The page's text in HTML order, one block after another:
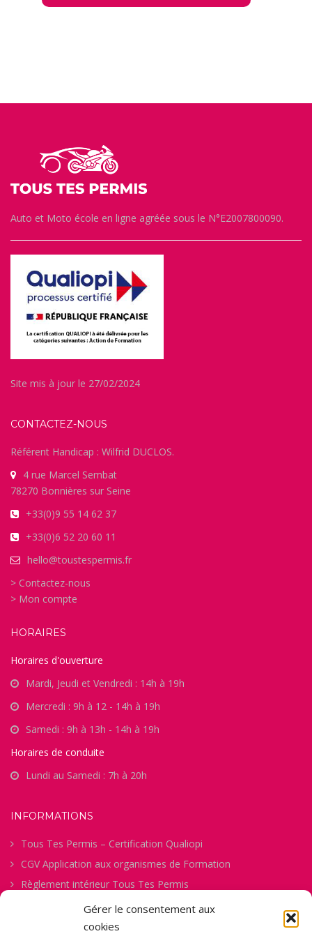
Gérer le consentement aux
cookies
Auto et Moto école en ligne agréée sous le N°E2007800090.
Site mis à jour le 27/02/2024
CONTACTEZ-NOUS
Référent Handicap : Wilfrid DUCLOS.
4 rue Marcel Sembat
78270 Bonnières sur Seine
+33(0)9 55 14 62 37
+33(0)6 52 20 60 11
hello@toustespermis.fr
> Contactez-nous
> Mon compte
HORAIRES
Horaires d'ouverture
Mardi, Jeudi et Vendredi : 14h à 19h
Mercredi : 9h à 12 - 14h à 19h
Samedi : 9h à 13h - 14h à 19h
Horaires de conduite
Lundi au Samedi : 7h à 20h
INFORMATIONS
Tous Tes Permis – Certification Qualiopi
CGV Application aux organismes de Formation
Règlement intérieur Tous Tes Permis
Procédure de gestion des abandons
Politique de confidentialité